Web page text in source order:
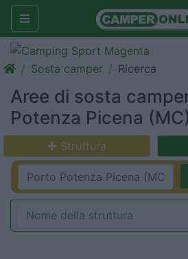
Sosta camper Ricerca
Aree di sosta
Potenza Picena
Struttura